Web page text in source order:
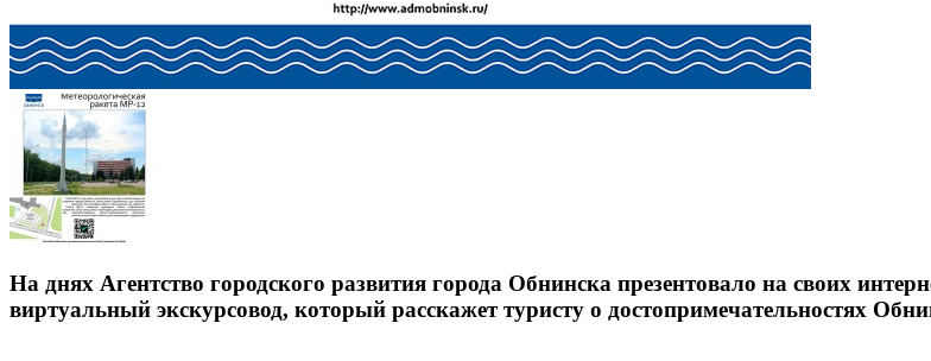
На днях Агентство городского развития города Обнинска презентовало на своих
виртуальный экскурсовод, который расскажет туристу о достопримечательностях